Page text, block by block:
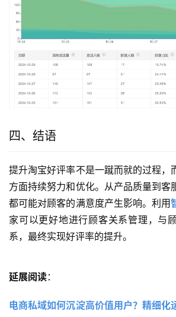
四、结语
提升淘宝好评率不是一蹴而就的过程，
方面持续努力和优化。从产品质量到客
都可能对顾客的满意度产生影响。利用
家可以更好地进行顾客关系管理，与
系，最终实现好评率的提升。
延展阅读：
电商私域如何沉淀高价值用户？精细化